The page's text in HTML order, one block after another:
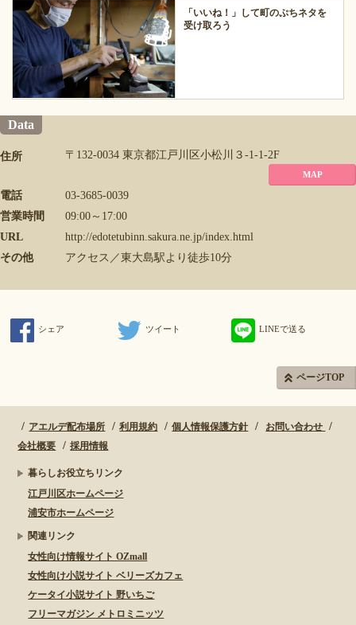
「いいね！」して町のぷちネタを
受け取ろう
Data
住所 〒132-0034 東京都江戸川区小松川３-1-1-2F
MAP
電話
03-3685-0039
営業時間
09:00～17:00
URL
http://edotetubinn.sakura.ne.jp/index.html
その他
アクセス／東大島駅より徒歩10分
シェア ツイート LINEで送る
ページTOP
アエルデ配布場所 利用規約 個人情報保護方針
お問い合わせ
会社概要
採用情報
暮らしお役立ちリンク
江戸川区ホームページ
浦安市ホームページ
関連リンク
女性向け情報サイト OZmall
女性向け小説サイト ベリーズカフェ
ケータイ小説サイト 野いちご
フリーマガジン メトロミニッツ